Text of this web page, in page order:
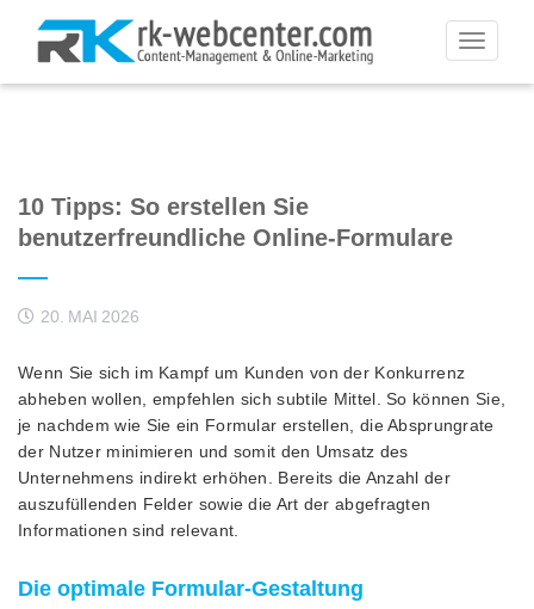
Toggle
10 Tipps: So erstellen Sie
benutzerfreundliche Online-Formulare
20. MAI 2026
Wenn Sie sich im Kampf um Kunden von der Konkurrenz
abheben wollen, empfehlen sich subtile Mittel. So können Sie,
je nachdem wie Sie ein Formular erstellen, die Absprungrate
der Nutzer minimieren und somit den Umsatz des
Unternehmens indirekt erhöhen. Bereits die Anzahl der
auszufüllenden Felder sowie die Art der abgefragten
Informationen sind relevant.
Die optimale Formular-Gestaltung